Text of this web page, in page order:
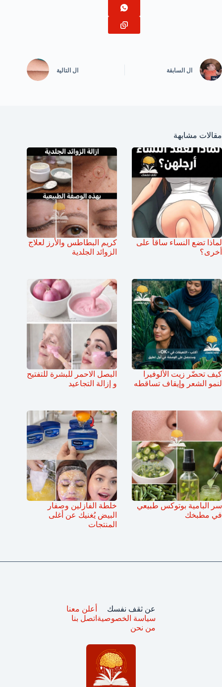
ال السابقة ال التالية
مقالات مشابهة
لماذا تضع النساء ساقاً على
أخرى؟
كريم البطاطس والأرز لعلاج
الزوائد الجلدية
كيف تحضّر زيت الألوفيرا
لنمو الشعر وإيقاف تساقطه
البصل الاحمر للبشرة للتفتيح
و إزالة التجاعيد
سر البامية بوتوكس طبيعي
في مطبخك
خلطة الفازلين وصفار
البيض يُغنيك عن أغلى
المنتجات
عن ثقف نفسك
سياسة الخصوصية
من نحن
أعلن معنا
اتصل بنا